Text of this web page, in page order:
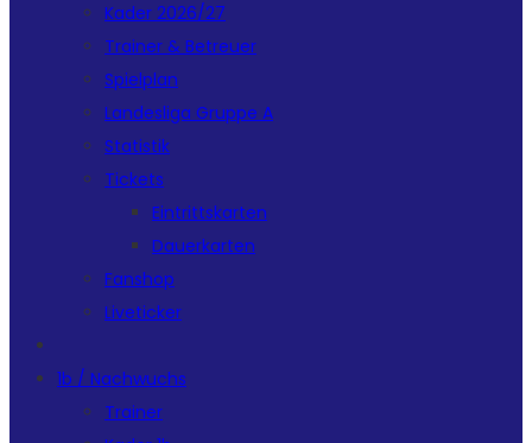
Kader 2026/27
Trainer & Betreuer
Spielplan
Landesliga Gruppe A
Statistik
Tickets
Eintrittskarten
Dauerkarten
Fanshop
Liveticker
1b / Nachwuchs
Trainer